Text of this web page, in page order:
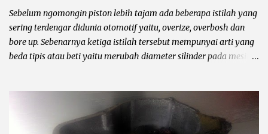
Sebelum ngomongin piston lebih tajam ada beberapa istilah yang
sering terdengar didunia otomotif yaitu, overize, overbosh dan
bore up. Sebenarnya ketiga istilah tersebut mempunyai arti yang
beda tipis atau beti yaitu merubah diameter silinder pada mesin
diameter silinder dengan cara di korter dan mengganti piston
dengan ukuran yang lebih besar sesuai dengan standar pabrik.
pabrikan sepeda motor biasanya menyediakan 4 piston oversize